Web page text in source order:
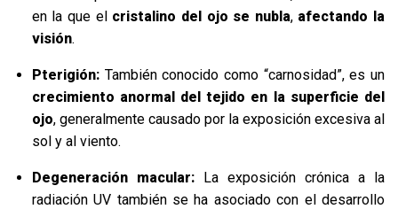
en la que el cristalino del ojo se nubla, afectando la
visión.
Pterigión: También conocido como “carnosidad”, es un
crecimiento anormal del tejido en la superficie del
ojo, generalmente causado por la exposición excesiva al
sol y al viento.
Degeneración macular:La exposición crónica a la
radiación UV también se ha asociado con el desarrollo